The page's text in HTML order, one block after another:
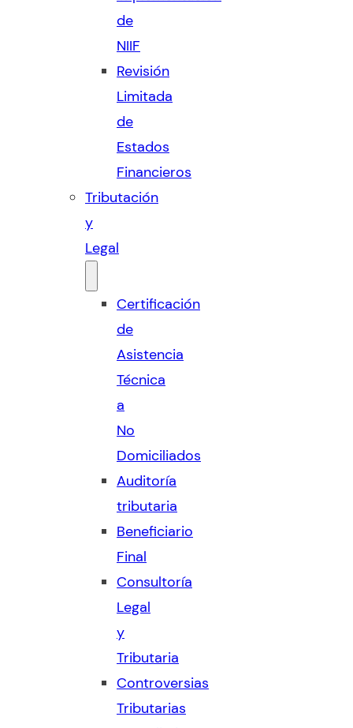
de
NIIF
Revisión
Limitada
de
Estados
Financieros
Tributación
y
Legal
Certificación
de
Asistencia
Técnica
a
No
Domiciliados
Auditoría
tributaria
Beneficiario
Final
Consultoría
Legal
y
Tributaria
Controversias
Tributarias